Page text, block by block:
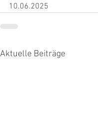
10.06.2025
Aktuelle Beiträge